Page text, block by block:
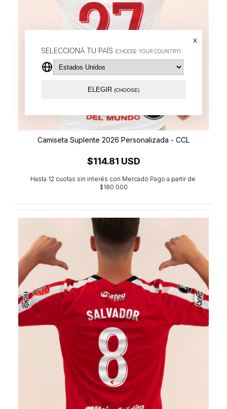
SELECCIONÁ TU PAÍS (CHOOSE YOUR COUNTRY)
x
ELEGIR (CHOOSE)
Camiseta Suplente 2026 Personalizada - CCL
$114.81 USD